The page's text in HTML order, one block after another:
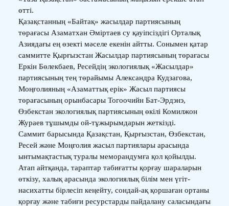
өтті.
Қазақстанның «Байтақ» жасылдар партиясының
төрағасы Азаматхан Әміртаев су қауіпсіздігі Орталық
Азиядағы ең өзекті мәселе екенін айтты. Сонымен қатар
саммитте Қырғызстан Жасылдар партиясының төрағасы
Еркін Бөлекбаев, Ресейдің экологиялық «Жасылдар»
партиясының тең төрайымы Александра Кудзагова,
Моңғолияның «Азаматтық ерік» Жасыл партиясы
төрағасының орынбасары Тогоочийн Бат-Эрдэнэ,
Өзбекстан экологиялық партиясының өкілі Комилжон
Жураев тұшымды ой-тұжырымдарын жеткізді.
Саммит барысында Қазақстан, Қырғызстан, Өзбекстан,
Ресей және Моңғолия жасыл партиялары арасында
ынтымақтастық туралы меморандумға қол қойылды.
Атап айтқанда, тараптар табиғатты қорғау шараларын
өткізу, халық арасында экологиялық білім мен үгіт-
насихатты бірлесіп кеңейту, сондай-ақ қоршаған ортаны
қорғау және табиғи ресурстарды пайдалану саласындағы